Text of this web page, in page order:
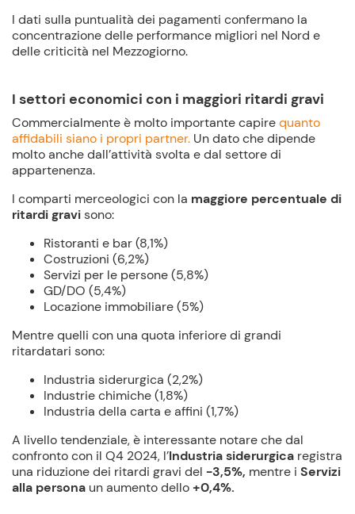
I dati sulla puntualità dei pagamenti confermano la
concentrazione delle performance migliori nel Nord e
delle criticità nel Mezzogiorno.
I settori economici con i maggiori ritardi gravi
Commercialmente è molto importante capirequanto
affidabili siano i propri partner. Un dato che dipende
molto anche dall’attività svolta e dal settore di
appartenenza.
I comparti merceologici con la maggiore percentuale di
ritardi gravisono:
Ristoranti e bar (8,1%)
Costruzioni (6,2%)
Servizi per le persone (5,8%)
GD/DO (5,4%)
Locazione immobiliare (5%)
Mentre quelli con una quota inferiore di grandi
ritardatari sono:
Industria siderurgica (2,2%)
Industrie chimiche (1,8%)
Industria della carta e affini (1,7%)
A livello tendenziale, è interessante notare che dal
confronto con il Q4 2024, l’Industria siderurgica registra
una riduzione dei ritardi gravi del -3,5%, mentre i Servizi
alla persona un aumento dello +0,4%.